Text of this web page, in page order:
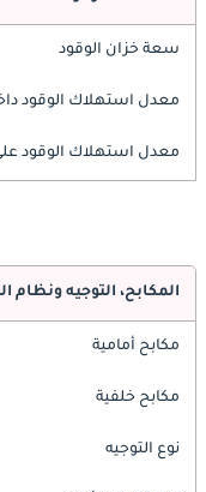
سعة خزان الوقود
معدل استهلاك الوقود
معدل استهلاك الوقود
المكابح، التوجيه ونظام
مكابح أمامية
مكابح خلفية
نوع التوجيه